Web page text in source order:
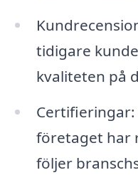
tidigare
kvaliteten på
företaget har
följer